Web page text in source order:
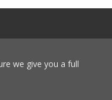
we give you a full